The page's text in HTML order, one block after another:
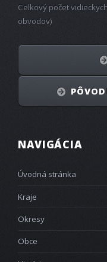
NAVIGÁCIA
Úvodná stránka
Kraje
Okresy
Obce
Celkový počet
obvodov)